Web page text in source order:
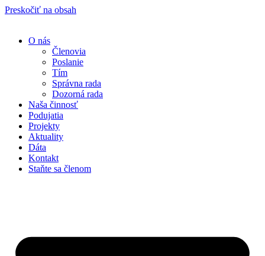
Preskočiť na obsah
O nás
Členovia
Poslanie
Tím
Správna rada
Dozorná rada
Naša činnosť
Podujatia
Projekty
Aktuality
Dáta
Kontakt
Staňte sa členom